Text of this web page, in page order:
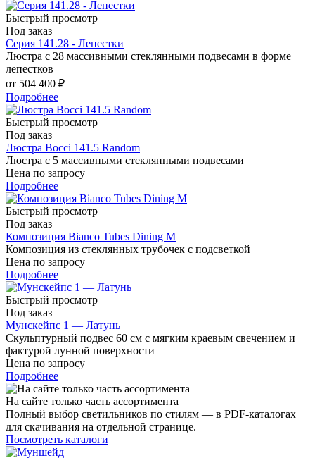
Быстрый просмотр
Под заказ
Серия 141.28 - Лепестки
Люстра с 28 массивными стеклянными подвесами в форме
лепестков
от 504 400 ₽
Подробнее
Быстрый просмотр
Под заказ
Люстра Bocci 141.5 Random
Люстра с 5 массивными стеклянными подвесами
Цена по запросу
Подробнее
Быстрый просмотр
Под заказ
Композиция Bianco Tubes Dining M
Композиция из стеклянных трубочек c подсветкой
Цена по запросу
Подробнее
Быстрый просмотр
Под заказ
Мунскейпс 1 — Латунь
Скульптурный подвес 60 см с мягким краевым свечением и
фактурой лунной поверхности
Цена по запросу
Подробнее
На сайте только часть ассортимента
Полный выбор светильников по стилям — в PDF-каталогах
для скачивания на отдельной странице.
Посмотреть каталоги